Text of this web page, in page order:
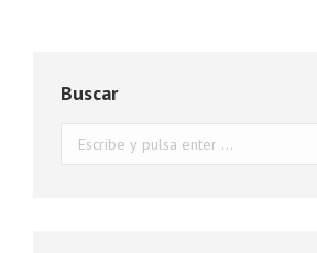
Buscar
Buscar: